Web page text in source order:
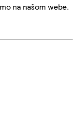
na našom webe.